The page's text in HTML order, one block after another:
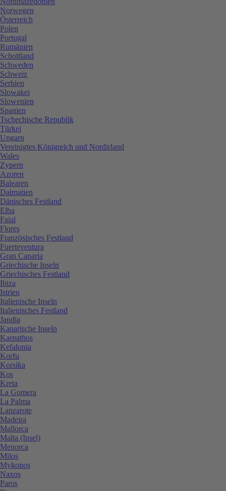
Norwegen
Österreich
Polen
Portugal
Rumänien
Schottland
Schweden
Schweiz
Serbien
Slowakei
Slowenien
Spanien
Tschechische Republik
Türkei
Ungarn
Vereinigtes Königreich und Nordirland
Wales
Zypern
Azoren
Balearen
Dalmatien
Dänisches Festland
Elba
Faial
Flores
Französisches Festland
Fuerteventura
Gran Canaria
Griechische Inseln
Griechisches Festland
Ibiza
Istrien
Italienische Inseln
Italienisches Festland
Jandia
Kanarische Inseln
Karpathos
Kefalonia
Korfu
Korsika
Kos
Kreta
La Gomera
La Palma
Lanzarote
Madeira
Mallorca
Malta (Insel)
Menorca
Milos
Mykonos
Naxos
Paros